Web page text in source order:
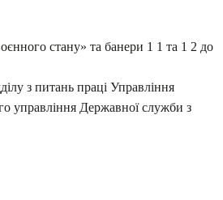
стану» та банери 1 1 та 1 2 до
з питань праці Управління
управління Державної служби з